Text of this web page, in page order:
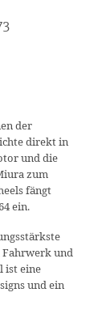
der
direkt in
und die
zum
fängt
ein.
Fahrwerk und
ist eine
und ein